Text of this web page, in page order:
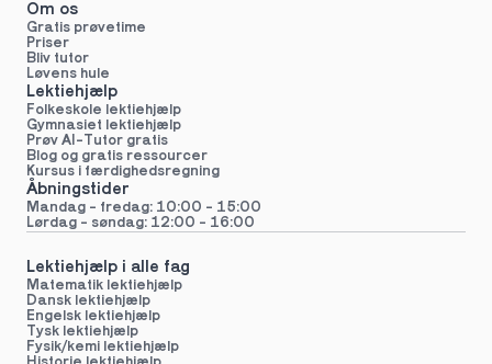
Om os
Gratis prøvetime
Priser
Bliv tutor
Løvens hule
Lektiehjælp
Folkeskole lektiehjælp
Gymnasiet lektiehjælp
Prøv AI-Tutor gratis
Blog og gratis ressourcer
Kursus i færdighedsregning
Åbningstider
Mandag - fredag: 10:00 - 15:00
Lørdag - søndag: 12:00 - 16:00
Lektiehjælp i alle fag
Matematik lektiehjælp
Dansk lektiehjælp
Engelsk lektiehjælp
Tysk lektiehjælp
Fysik/kemi lektiehjælp